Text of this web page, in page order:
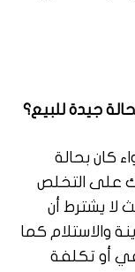
جيدة للبيع؟
كان بحالة
على التخلص
لا يشترط أن
والاستلام كما
أو تكلفة